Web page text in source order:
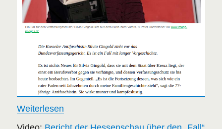
Weiterlesen